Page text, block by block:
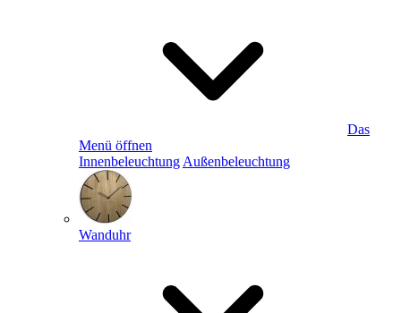
Das
Menü öffnen
Innenbeleuchtung Außenbeleuchtung
Wanduhr